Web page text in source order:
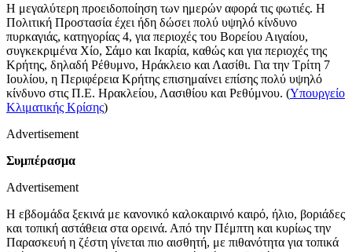
Η μεγαλύτερη προειδοποίηση των ημερών αφορά τις φωτιές. Η
Πολιτική Προστασία έχει ήδη δώσει πολύ υψηλό κίνδυνο
πυρκαγιάς, κατηγορίας 4, για περιοχές του Βορείου Αιγαίου,
συγκεκριμένα Χίο, Σάμο και Ικαρία, καθώς και για περιοχές της
Κρήτης, δηλαδή Ρέθυμνο, Ηράκλειο και Λασίθι. Για την Τρίτη 7
Ιουλίου, η Περιφέρεια Κρήτης επισημαίνει επίσης πολύ υψηλό
κίνδυνο στις Π.Ε. Ηρακλείου, Λασιθίου και Ρεθύμνου. (Υπουργείο
Κλιματικής Κρίσης)
Advertisement
Συμπέρασμα
Advertisement
Η εβδομάδα ξεκινά με κανονικό καλοκαιρινό καιρό, ήλιο, βοριάδες
και τοπική αστάθεια στα ορεινά. Από την Πέμπτη και κυρίως την
Παρασκευή η ζέστη γίνεται πιο αισθητή, με πιθανότητα για τοπικά